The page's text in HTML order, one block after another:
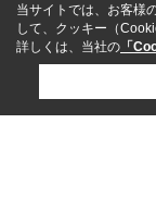
当サイトでは、お客様
して、クッキー（
詳しくは、当社の 「